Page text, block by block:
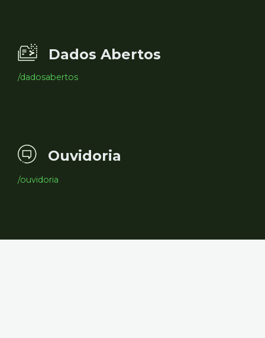
Dados Abertos
/dadosabertos
Ouvidoria
/ouvidoria